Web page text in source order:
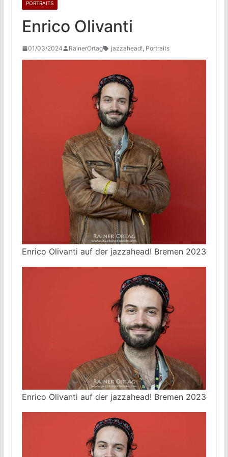
PORTRAITS
Enrico Olivanti
01/03/2024 RainerOrtag jazzahead!, Portraits
Enrico Olivanti auf der jazzahead! Bremen 2023
Enrico Olivanti auf der jazzahead! Bremen 2023